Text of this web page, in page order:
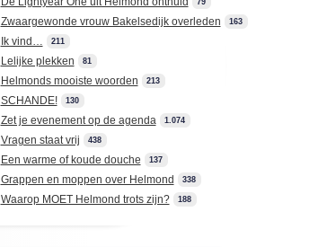
Zwaargewonde vrouw Bakelsedijk overleden 163
Ik vind… 211
Lelijke plekken 81
Helmonds mooiste woorden 213
SCHANDE! 130
Zet je evenement op de agenda 1.074
Vragen staat vrij 438
Een warme of koude douche 137
Grappen en moppen over Helmond 338
Waarop MOET Helmond trots zijn? 188